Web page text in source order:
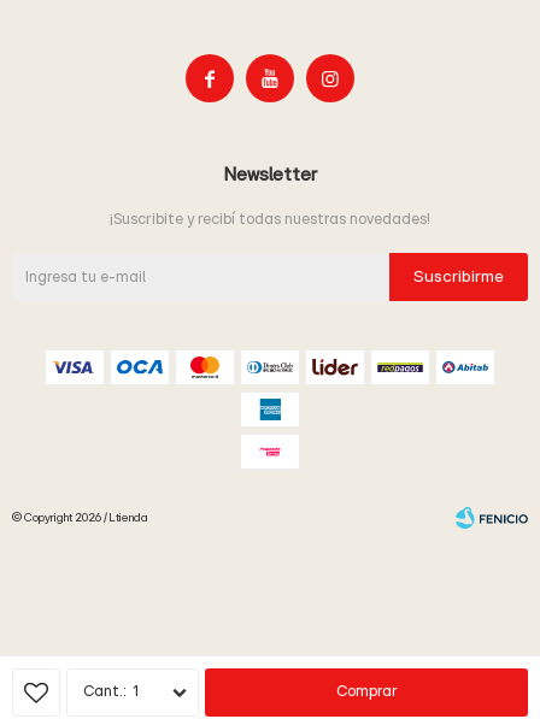
1 Comprar
  
Newsletter
¡Suscribite y recibí todas nuestras novedades!
Suscribirme
© Copyright 2026 / Ltienda